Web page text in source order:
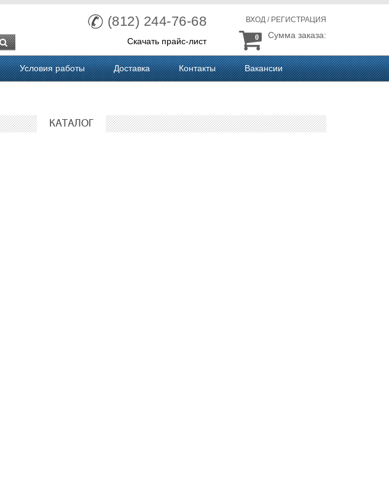
(812) 244-76-68
Скачать прайс-лист
ВХОД / РЕГИСТРАЦИЯ
Сумма заказа:
0
Условия работы Доставка Контакты Вакансии
КАТАЛОГ